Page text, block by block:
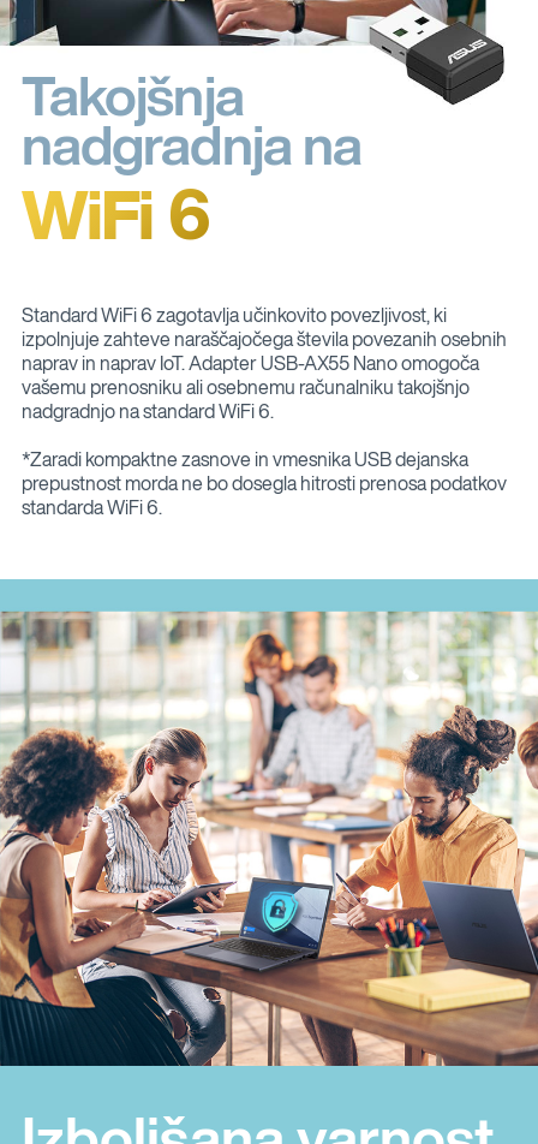
Takojšnja
nadgradnja na
WiFi 6
Standard WiFi 6 zagotavlja učinkovito povezljivost, ki
izpolnjuje zahteve naraščajočega števila povezanih osebnih
naprav in naprav IoT. Adapter USB-AX55 Nano omogoča
vašemu prenosniku ali osebnemu računalniku takojšnjo
nadgradnjo na standard WiFi 6.
*Zaradi kompaktne zasnove in vmesnika USB dejanska
prepustnost morda ne bo dosegla hitrosti prenosa podatkov
standarda WiFi 6.